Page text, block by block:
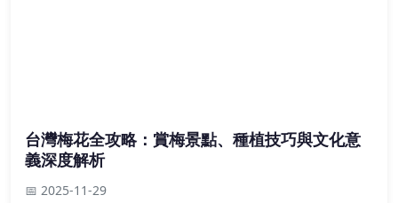
台灣梅花全攻略：賞梅景點、種植技巧與文化意
義深度解析
📅 2025-11-29